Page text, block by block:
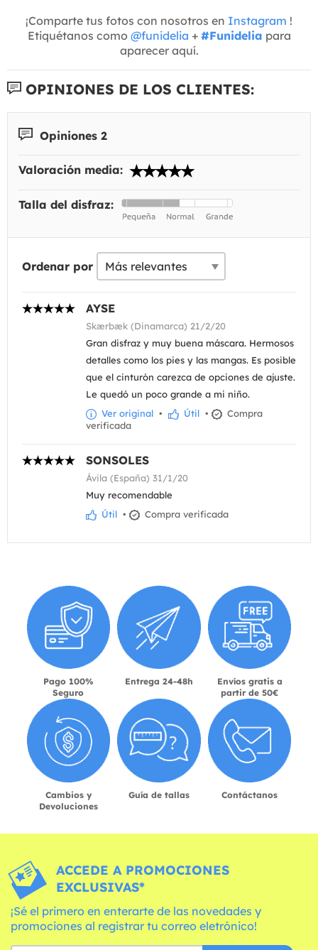
¡Comparte tus fotos con nosotros en Instagram !
Etiquétanos como @funidelia + #Funidelia para
aparecer aquí.
OPINIONES DE LOS CLIENTES:
Opiniones 2
Valoración media:
Talla del disfraz:
Ordenar por
AYSE
Skærbæk (Dinamarca) 21/2/20
Gran disfraz y muy buena máscara. Hermosos
detalles como los pies y las mangas. Es posible
que el cinturón carezca de opciones de ajuste.
Le quedó un poco grande a mi niño.
Ver original • Útil •
Compra
verificada
SONSOLES
Ávila (España) 31/1/20
Muy recomendable
Útil • Compra verificada
Pago 100%
Seguro
Entrega 24-48h
Envíos gratis a
partir de 50€
Cambios y
Devoluciones
Guía de tallas Contáctanos
ACCEDE A PROMOCIONES
EXCLUSIVAS*
¡Sé el primero en enterarte de las novedades y
promociones al registrar tu correo eletrónico!